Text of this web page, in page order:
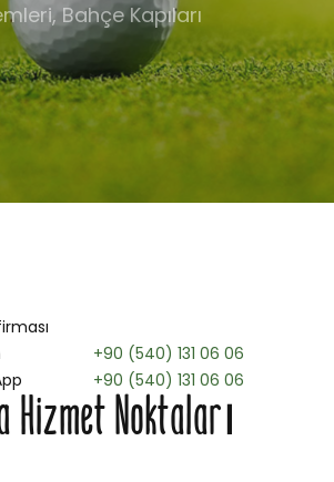
Bahçe Kapıları
+90 (540) 131 06 06
+90 (540) 131 06 06
Hizmet Noktaları